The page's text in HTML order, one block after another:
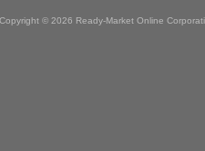
Copyright © 2026 Ready-Market Online